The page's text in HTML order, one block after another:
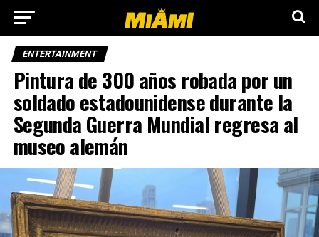
ENTERTAINMENT
Pintura de 300 años robada por un
soldado estadounidense durante la
Segunda Guerra Mundial regresa al
museo alemán